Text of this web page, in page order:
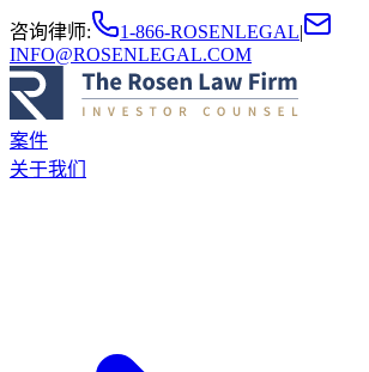
咨询律师: 1-866-ROSENLEGAL|
INFO@ROSENLEGAL.COM
案件
关于我们